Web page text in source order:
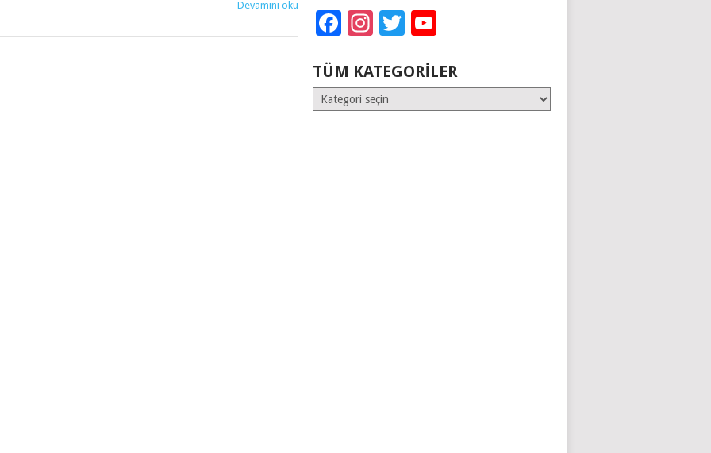
Devamını oku
Facebook
Instagram
Twitter
TÜM KATEGORILER
Tüm
Kategoriler